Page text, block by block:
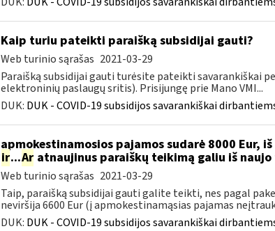
Kaip turiu pateikti paraišką subsidijai gauti?
Web turinio sąrašas 2021-03-29
Paraišką subsidijai gauti turėsite pateikti savarankiškai
elektroninių paslaugų sritis). Prisijungę prie Mano VMI...
DUK: DUK - COVID-19 subsidijos savarankiškai
apmokestinamosios pajamos sudarė 8000 Eur,
ir...Aratnaujinus paraiškų teikimą galiu iš
Web turinio sąrašas 2021-03-29
Taip, paraišką subsidijai gauti galite teikti, nes pagal
neviršija 6600 Eur (į apmokestinamąsias pajamas
DUK: DUK - COVID-19 subsidijos savarankiškai